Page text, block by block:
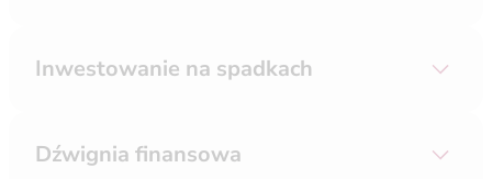
Inwestowanie na spadkach
Dźwignia finansowa